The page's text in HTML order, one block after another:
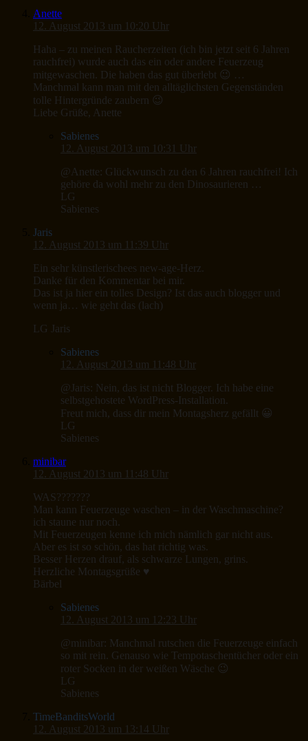
Anette
12. August 2013 um 10:20 Uhr
Haha – zu meinen Raucherzeiten (ich bin jetzt seit 6 Jahren
rauchfrei) wurde auch das ein oder andere Feuerzeug
mitgewaschen. Die haben das gut überlebt 😉 …
Manchmal kann man mit den alltäglichsten Gegenständen
tolle Hintergründe zaubern 😉
Liebe Grüße, Anette
Sabienes
12. August 2013 um 10:31 Uhr
@Anette: Glückwunsch zu den 6 Jahren rauchfrei! Ich
gehöre da wohl mehr zu den Dinosaurieren …
LG
Sabienes
Jaris
12. August 2013 um 11:39 Uhr
Ein sehr künstlerischees new-age-Herz.
Danke für den Kommentar bei mir.
Das ist ja hier ein tolles Design? Ist das auch blogger und
wenn ja… wie geht das (lach)
LG Jaris
Sabienes
12. August 2013 um 11:48 Uhr
@Jaris: Nein, das ist nicht Blogger. Ich habe eine
selbstgehostete WordPress-Installation.
Freut mich, dass dir mein Montagsherz gefällt 😀
LG
Sabienes
minibar
12. August 2013 um 11:48 Uhr
WAS???????
Man kann Feuerzeuge waschen – in der Waschmaschine?
ich staune nur noch.
Mit Feuerzeugen kenne ich mich nämlich gar nicht aus.
Aber es ist so schön, das hat richtig was.
Besser Herzen drauf, als schwarze Lungen, grins.
Herzliche Montagsgrüße ♥
Bärbel
Sabienes
12. August 2013 um 12:23 Uhr
@minibar: Manchmal rutschen die Feuerzeuge einfach
so mit rein. Genauso wie Tempotaschentücher oder ein
roter Socken in der weißen Wäsche 😉
LG
Sabienes
TimeBanditsWorld
12. August 2013 um 13:14 Uhr